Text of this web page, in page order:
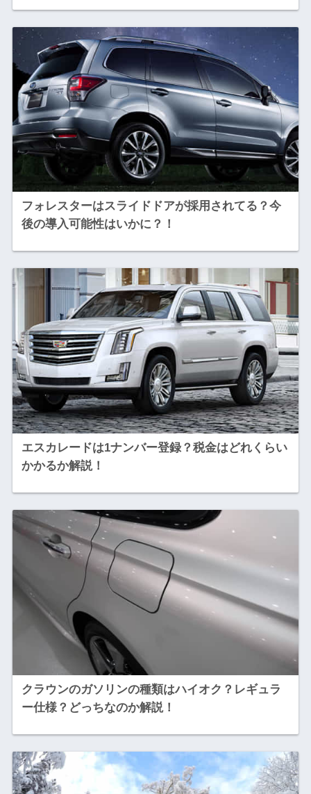
フォレスターはスライドドアが採用されてる？今
後の導入可能性はいかに？！
エスカレードは1ナンバー登録？税金はどれくらい
かかるか解説！
クラウンのガソリンの種類はハイオク？レギュラ
ー仕様？どっちなのか解説！